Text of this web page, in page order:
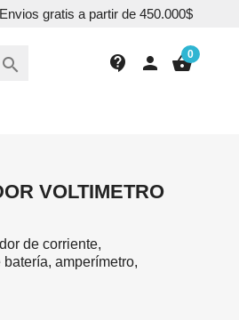
Envios gratis a partir de 450.000$
 contact_support person shopping_basket
0
VOLTIMETRO
de corriente,
amperímetro,